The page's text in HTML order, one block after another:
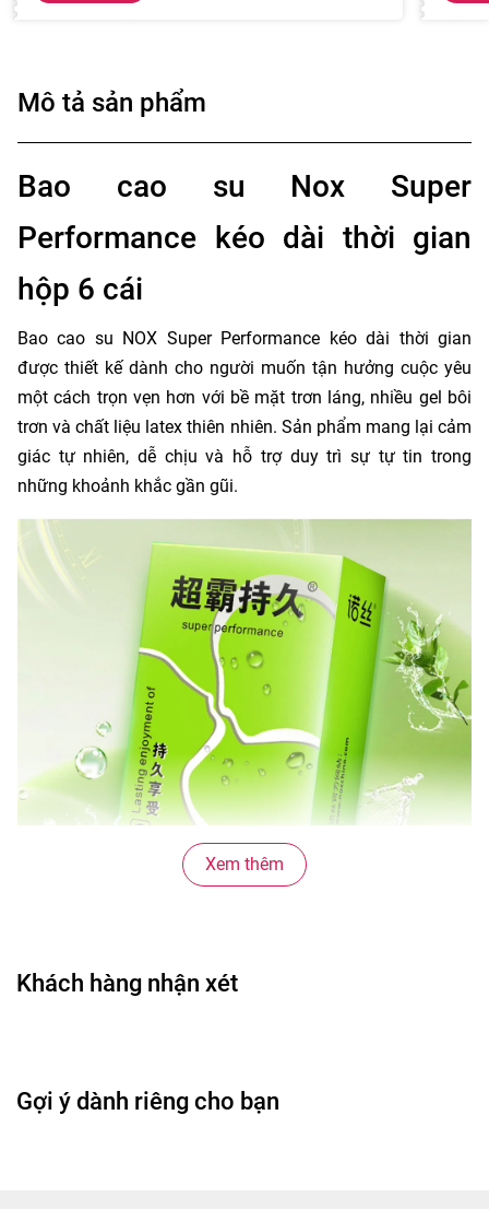
Mô tả sản phẩm
Bao cao su Nox Super
Performance kéo dài thời gian
hộp 6 cái
Bao cao su NOX Super Performance kéo dài thời gian
được thiết kế dành cho người muốn tận hưởng cuộc yêu
một cách trọn vẹn hơn với bề mặt trơn láng, nhiều gel bôi
trơn và chất liệu latex thiên nhiên. Sản phẩm mang lại cảm
giác tự nhiên, dễ chịu và hỗ trợ duy trì sự tự tin trong
những khoảnh khắc gần gũi.
Thiết kế trơn láng giúp duy trì cảm giác tự nhiên.
Xem thêm
Khách hàng nhận xét
Gợi ý dành riêng cho bạn